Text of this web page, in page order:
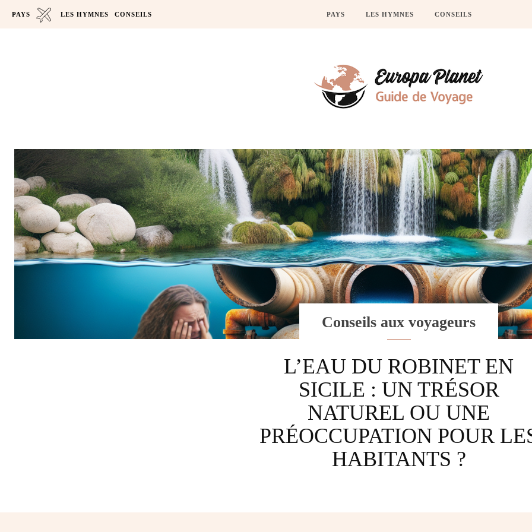
PAYS LES HYMNES CONSEILS PAYS LES HYMNES CONSEILS
Conseils aux voyageurs
L’EAU DU ROBINET EN
SICILE : UN TRÉSOR
NATUREL OU UNE
PRÉOCCUPATION POUR
HABITANTS ?